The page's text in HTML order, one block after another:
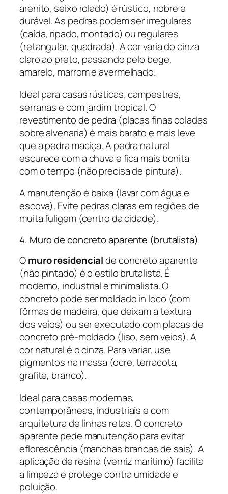
arenito, seixo rolado) é rústico, nobre e
durável. As pedras podem ser irregulares
(caída, ripado, montado) ou regulares
(retangular, quadrada). A cor varia do cinza
claro ao preto, passando pelo bege,
amarelo, marrom e avermelhado.
Ideal para casas rústicas, campestres,
serranas e com jardim tropical. O
revestimento de pedra (placas finas coladas
sobre alvenaria) é mais barato e mais leve
que a pedra maciça. A pedra natural
escurece com a chuva e fica mais bonita
com o tempo (não precisa de pintura).
A manutenção é baixa (lavar com água e
escova). Evite pedras claras em regiões de
muita fuligem (centro da cidade).
4. Muro de concreto aparente (brutalista)
Omuro residencialde concreto aparente
(não pintado) é o estilo brutalista. É
moderno, industrial e minimalista. O
concreto pode ser moldado in loco (com
fôrmas de madeira, que deixam a textura
dos veios) ou ser executado com placas de
concreto pré-moldado (liso, sem veios). A
cor natural é o cinza. Para variar, use
pigmentos na massa (ocre, terracota,
grafite, branco).
Ideal para casas modernas,
contemporâneas, industriais e com
arquitetura de linhas retas. O concreto
aparente pede manutenção para evitar
eflorescência (manchas brancas de sais). A
aplicação de resina (verniz marítimo) facilita
a limpeza e protege contra umidade e
poluição.